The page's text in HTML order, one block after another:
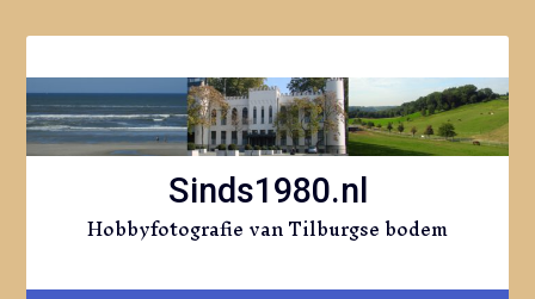
naar
inhoud
Sinds1980.nl
Hobbyfotografie van Tilburgse bodem